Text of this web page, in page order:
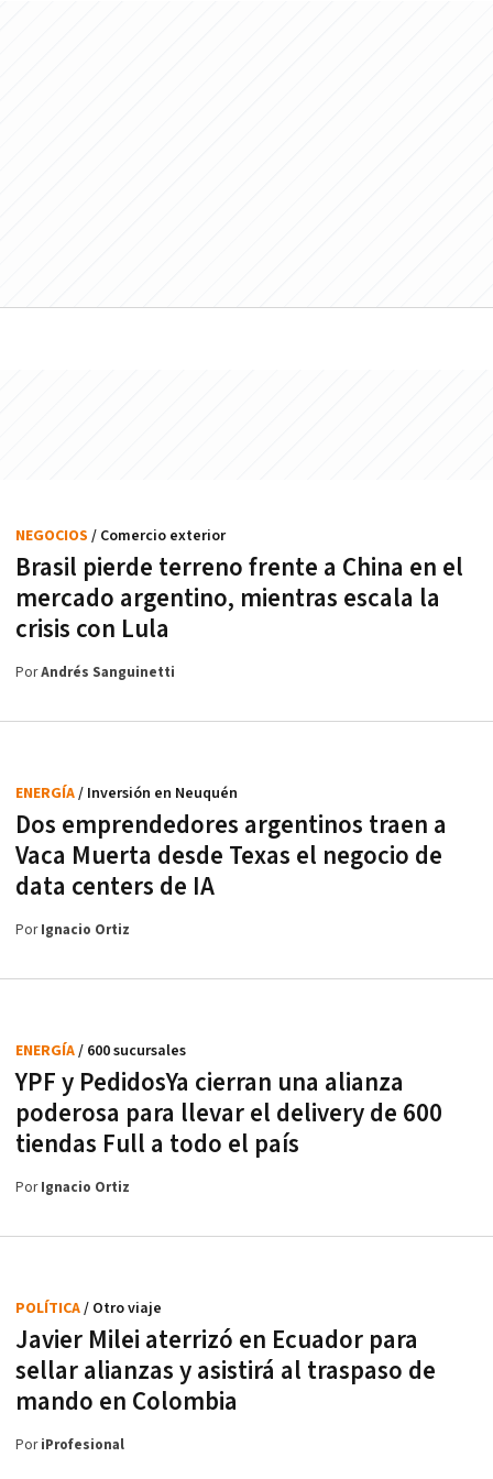
Brasil pierde terreno frente a China en el
mercado argentino, mientras escala la
crisis con Lula
NEGOCIOS / Comercio exterior
PorAndrés Sanguinetti
Dos emprendedores argentinos traen a
Vaca Muerta desde Texas el negocio de
data centers de IA
ENERGÍA/ Inversión en Neuquén
PorIgnacio Ortiz
YPF y PedidosYa cierran una alianza
poderosa para llevar el delivery de 600
tiendas Full a todo el país
ENERGÍA/ 600 sucursales
PorIgnacio Ortiz
Javier Milei aterrizó en Ecuador para
sellar alianzas y asistirá al traspaso de
mando en Colombia
POLÍTICA/ Otro viaje
PoriProfesional